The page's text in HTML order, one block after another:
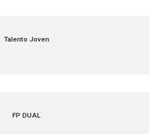
Talento Joven
FP DUAL